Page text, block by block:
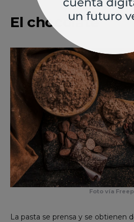
El chocolate
Foto vía
La pasta se prensa y se obtienen